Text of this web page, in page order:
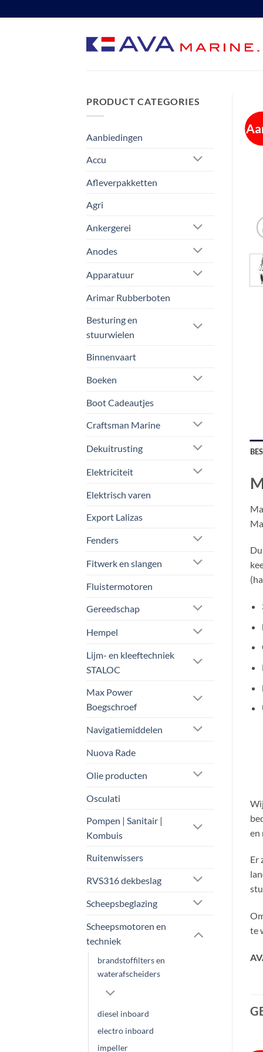
naar
PRODUCT CATEGORIES
Aanbiedingen
Accu
Afleverpakketten
Agri
Ankergerei
Anodes
Apparatuur
Arimar Rubberboten
Besturing en
stuurwielen
Binnenvaart
Boeken
Boot Cadeautjes
Craftsman Marine
Dekuitrusting
Elektriciteit
Elektrisch varen
Export Lalizas
Fenders
Fitwerk en slangen
Fluistermotoren
Gereedschap
Hempel
Lijm- en kleeftechniek
STALOC
Max Power
Boegschroef
Navigatiemiddelen
Nuova Rade
Olie producten
Osculati
Pompen | Sanitair |
Kombuis
Ruitenwissers
RVS316 dekbeslag
Scheepsbeglazing
Scheepsmotoren en
techniek
brandstoffilters en
waterafscheiders
diesel inboard
electro inboard
impeller
en
Er
te